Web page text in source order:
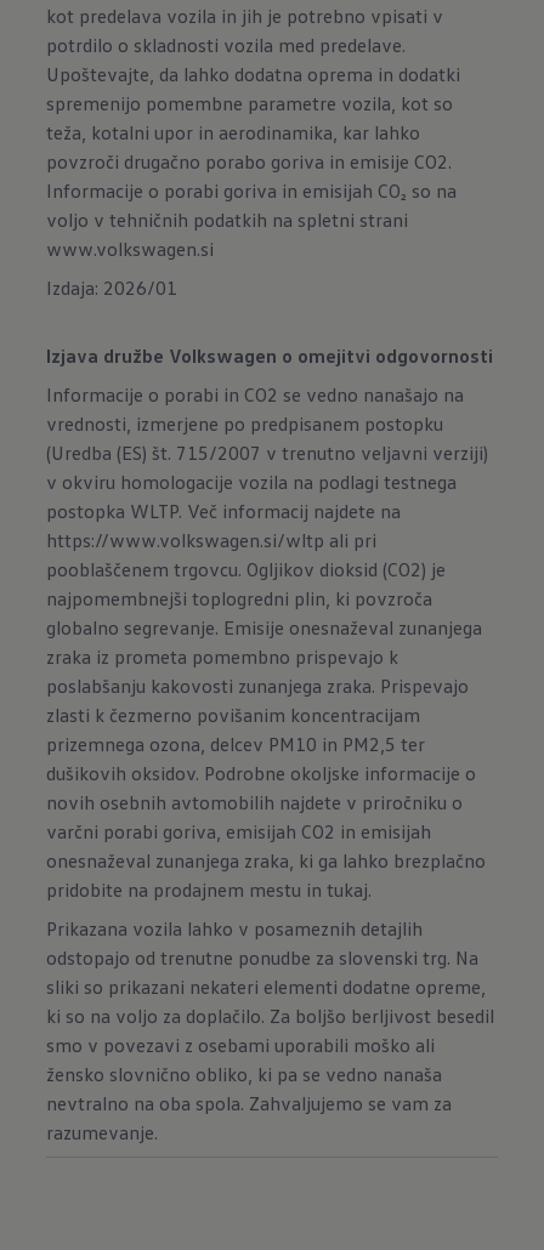
kot predelava vozila in jih je potrebno vpisati v
potrdilo o skladnosti vozila med predelave.
Upoštevajte, da lahko dodatna oprema in dodatki
spremenijo pomembne parametre vozila, kot so
teža, kotalni upor in aerodinamika, kar lahko
povzroči drugačno porabo goriva in emisije CO2.
Informacije o porabi goriva in emisijah CO₂ so na
voljo v tehničnih podatkih na spletni strani
www.volkswagen.si
Izdaja: 2026/01
Izjava družbe Volkswagen o omejitvi odgovornosti
Informacije o porabi in CO2 se vedno nanašajo na
vrednosti, izmerjene po predpisanem postopku
(Uredba (ES) št. 715/2007 v trenutno veljavni verziji)
v okviru homologacije vozila na podlagi testnega
postopka WLTP. Več informacij najdete na
https://www.volkswagen.si/wltp ali pri
pooblaščenem trgovcu. Ogljikov dioksid (CO2) je
najpomembnejši toplogredni plin, ki povzroča
globalno segrevanje. Emisije onesnaževal zunanjega
zraka iz prometa pomembno prispevajo k
poslabšanju kakovosti zunanjega zraka. Prispevajo
zlasti k čezmerno povišanim koncentracijam
prizemnega ozona, delcev PM10 in PM2,5 ter
dušikovih oksidov. Podrobne okoljske informacije o
novih osebnih avtomobilih najdete v priročniku o
varčni porabi goriva, emisijah CO2 in emisijah
onesnaževal zunanjega zraka, ki ga lahko brezplačno
pridobite na prodajnem mestu intukaj.
Prikazana vozila lahko v posameznih detajlih
odstopajo od trenutne ponudbe za slovenski trg. Na
sliki so prikazani nekateri elementi dodatne opreme,
ki so na voljo za doplačilo. Za boljšo berljivost besedil
smo v povezavi z osebami uporabili moško ali
žensko slovnično obliko, ki pa se vedno nanaša
nevtralno na oba spola. Zahvaljujemo se vam za
razumevanje.